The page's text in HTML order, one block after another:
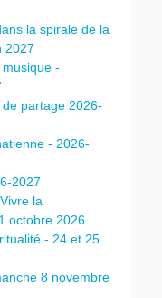
la spirale de la
2027
-
partage 2026-
- 2026-
2027
la
octobre 2026
- 24 et 25
8 novembre